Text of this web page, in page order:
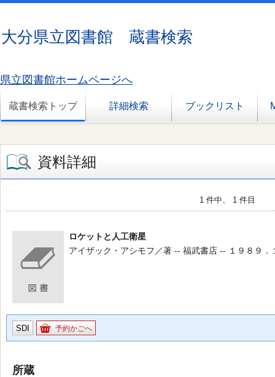
大分県立図書館 蔵書検索
県立図書館ホームページへ
蔵書検索トップ 詳細検索 ブックリスト
資料詳細
1 件中、 1 件目
ロケットと人工衛星
アイザック・アシモフ／著 -- 福武書店 -- １９８９．
SDI 予約かごへ
所蔵